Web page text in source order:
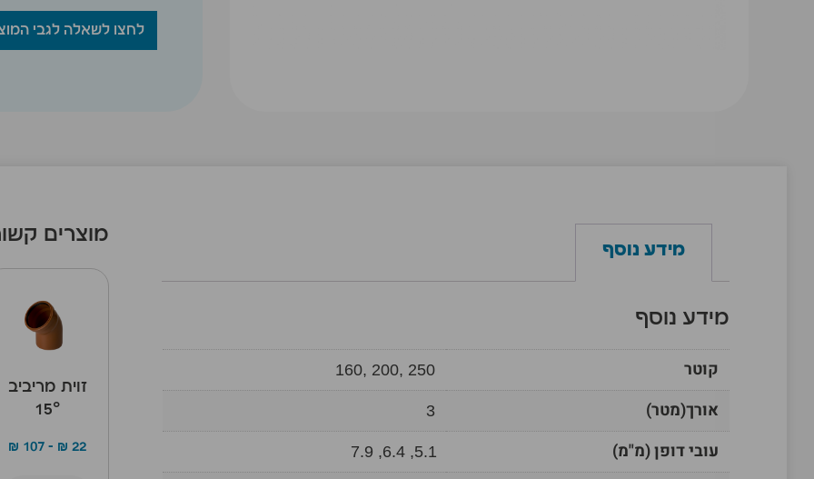
לחצו לשאלה לגבי
מידע נוסף
מידע נוסף
קוטר 160, 200, 250
אורך(מטר) 3
עובי דופן (מ"מ) 5.1, 6.4, 7.9
מוצרים
זוית מריביב
15°
₪ 22
–
₪ 107